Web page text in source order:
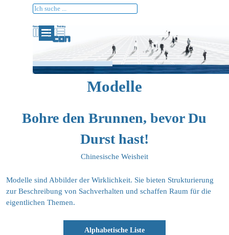
Direkt zum Seiteninhalt
Modelle
Bohre den Brunnen, bevor Du
Durst hast!
Chinesische Weisheit
Modelle sind Abbilder der Wirklichkeit. Sie bieten Strukturierung
zur Beschreibung von Sachverhalten und schaffen Raum für die
eigentlichen Themen.
Alphabetische Liste